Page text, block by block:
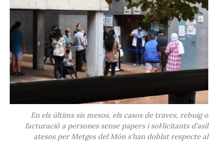
En els últims sis mesos, els casos de traves, rebuig o
facturació a persones sense papers i sol·licitants d'asil
atesos per Metges del Món s'han doblat respecte al